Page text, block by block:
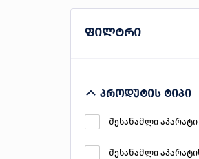
ფილტრი
პროდუტის ტიპი
შესაწამლი აპარატი
შესაწამლი